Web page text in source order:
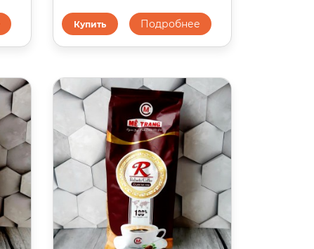
Купить Подробнее